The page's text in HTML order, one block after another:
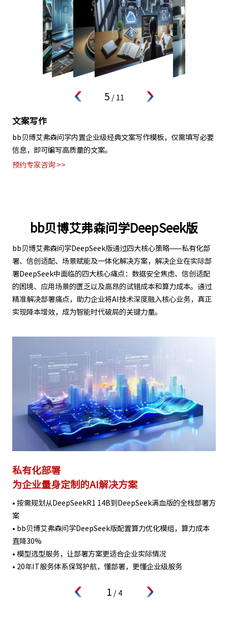
5 / 11
文案写作
bb贝博艾弗森问学内置企业级经典文案写作模板，仅需填写必要
信息，即可编写高质量的文案。
预约专家咨询 >>
bb贝博艾弗森问学DeepSeek版
bb贝博艾弗森问学DeepSeek版通过四大核心策略——私有化部
署、信创适配、场景赋能及一体化解决方案，解决企业在实际部
署DeepSeek中面临的四大核心痛点：数据安全焦虑、信创适配
的困境、应用场景的匮乏以及高昂的试错成本和算力成本。通过
精准解决部署痛点，助力企业将AI技术深度融入核心业务，真正
实现降本增效，成为智能时代破局的关键力量。
私有化部署
为企业量身定制的AI解决方案
• 按需规划从DeepSeekR1 14B到DeepSeek满血版的全栈部署方
案
• bb贝博艾弗森问学DeepSeek版配置算力优化模组，算力成本
直降30%
• 模型选型服务，让部署方案更适合企业实际情况
• 20年IT服务体系保驾护航，懂部署，更懂企业级服务
1 / 4